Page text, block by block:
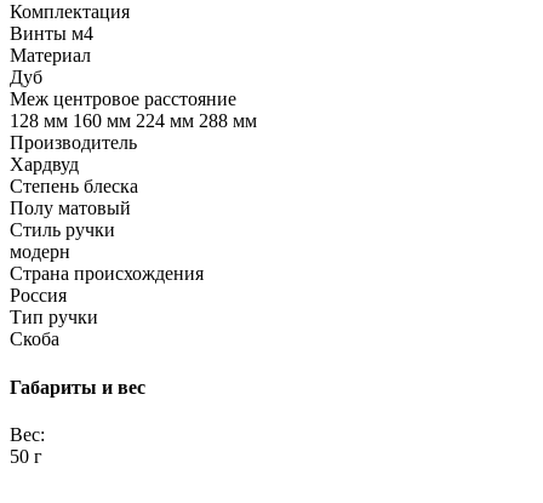
Комплектация
Винты м4
Материал
Дуб
Меж центровое расстояние
128 мм 160 мм 224 мм 288 мм
Производитель
Хардвуд
Степень блеска
Полу матовый
Стиль ручки
модерн
Страна происхождения
Россия
Тип ручки
Скоба
Габариты и вес
Вес:
50 г